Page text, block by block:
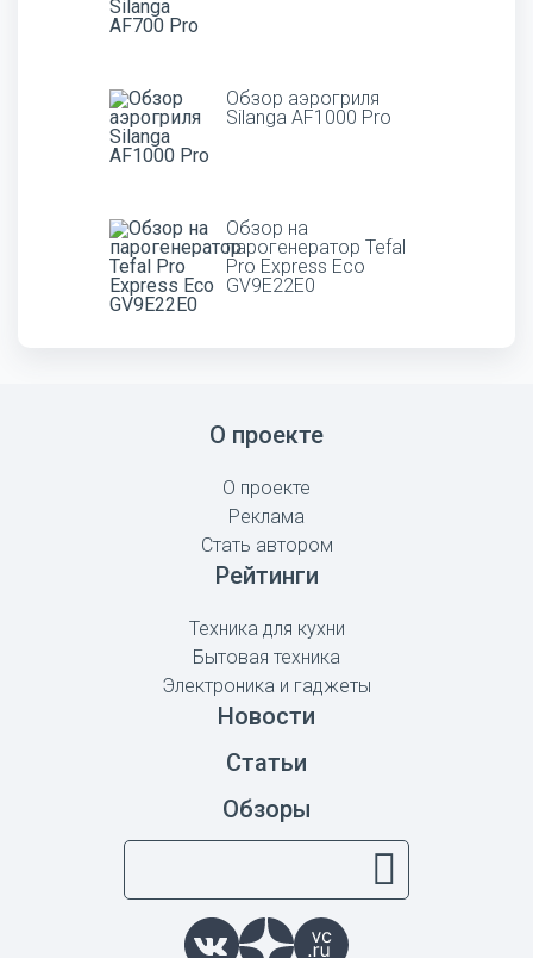
Обзор аэрогриля
Silanga AF1000 Pro
Обзор на
парогенератор Tefal
Pro Express Eco
GV9E22E0
О проекте
О проекте
Реклама
Стать автором
Рейтинги
Техника для кухни
Бытовая техника
Электроника и гаджеты
Новости
Статьи
Обзоры